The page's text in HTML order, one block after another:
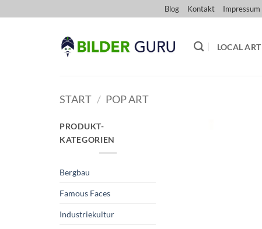
Inhalt
Blog Kontakt Impressum
LOCAL ART
START / POP ART
PRODUKT-
KATEGORIEN
Bergbau
Famous Faces
Industriekultur